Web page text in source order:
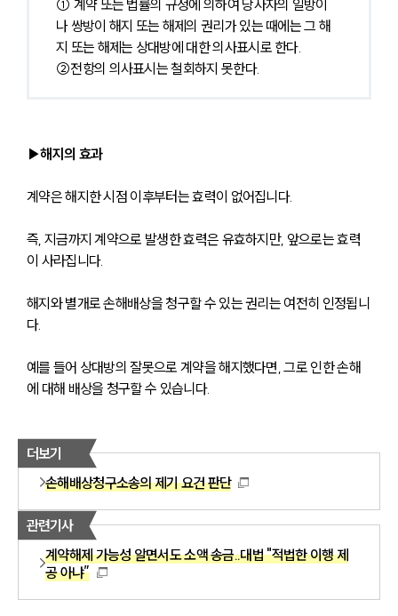
① 계약 또는 법률의 규정에 의하여 당사자의 일방이
나 쌍방이 해지 또는 해제의 권리가 있는 때에는 그 해
지 또는 해제는 상대방에 대한 의사표시로 한다.
②전항의 의사표시는 철회하지 못한다.
▶해지의 효과
계약은 해지한 시점 이후부터는 효력이 없어집니다.
즉, 지금까지 계약으로 발생한 효력은 유효하지만, 앞으로는 효력
이 사라집니다.
해지와 별개로 손해배상을 청구할 수 있는 권리는 여전히 인정됩니
다.
예를 들어 상대방의 잘못으로 계약을 해지했다면, 그로 인한 손해
에 대해 배상을 청구할 수 있습니다.
더보기
손해배상청구소송의 제기 요건 판단
관련기사
계약해제 가능성 알면서도 소액 송금..대법 "적법한 이행 제
공 아냐”